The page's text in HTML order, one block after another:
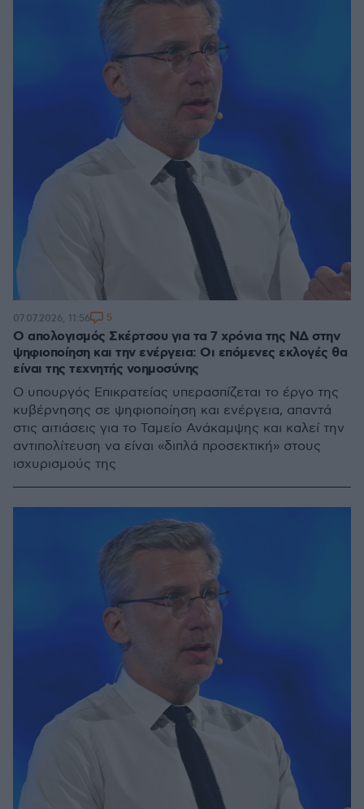
Ο απολογισμός Σκέρτσου για τα 7 χρόνια της ΝΔ στην
ψηφιοποίηση και την ενέργεια: Οι επόμενες εκλογές θα
είναι της τεχνητής νοημοσύνης
Ο υπουργός Επικρατείας υπερασπίζεται το έργο της
κυβέρνησης σε ψηφιοποίηση και ενέργεια, απαντά
στις αιτιάσεις για το Ταμείο Ανάκαμψης και καλεί την
αντιπολίτευση να είναι «διπλά προσεκτική» στους
ισχυρισμούς της
07.07.2026, 11:56 5